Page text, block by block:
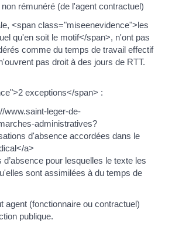
rémunéré (de l'agent contractuel)
<span class="miseenevidence">les
qu'en soit le motif</span>, n'ont pas
comme du temps de travail effectif
pas droit à des jours de RTT.
exceptions</span> :
www.saint-leger-de-
administratives?
d'absence accordées dans le
a>
pour lesquelles le texte les
sont assimilées à du temps de
agent (fonctionnaire ou contractuel)
publique.